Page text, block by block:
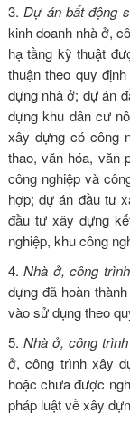
3. Dự án bất động
kinh doanh nhà ở,
hạ tầng kỹ thuật
thuận theo quy
dựng nhà ở; dự án
dựng khu dân cư
xây dựng có công
thao, văn hóa, văn
công nghiệp và
hợp; dự án đầu tư
đầu tư xây dựng
nghiệp, khu công
4.Nhà ở, công
dựng đã hoàn
vào sử dụng theo
5. Nhà ở, công
ở, công trình xây
hoặc chưa được
pháp luật về xây